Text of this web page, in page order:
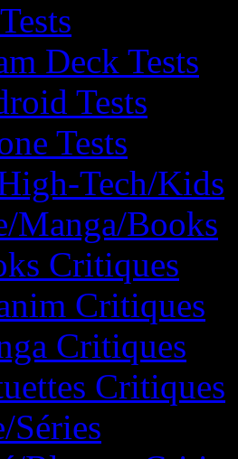
Deck Tests
Tests
Tests
Tech/Kids
Manga/Books
Critiques
Critiques
Critiques
Critiques